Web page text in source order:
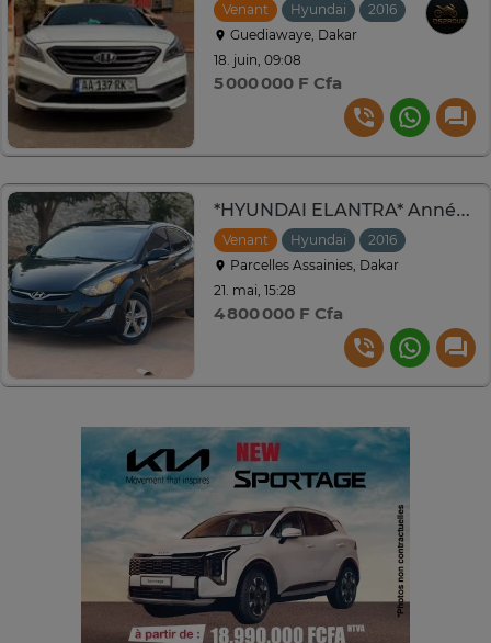
Venant Hyundai 2016
Guediawaye, Dakar
18. juin, 09:08
5 000 000 F Cfa
*HYUNDAI ELANTRA* Année : 2016
Venant Hyundai 2016
Parcelles Assainies, Dakar
21. mai, 15:28
4 800 000 F Cfa